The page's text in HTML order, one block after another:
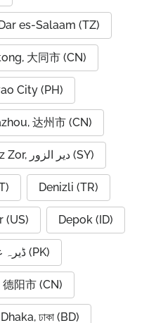
es-Salaam (TZ)
大同市 (CN)
City (PH)
达州市 (CN)
Deir Ez Zor, دير الزور (SY)
Denizli (TR)
(US) Depok (ID)
Dera Ghazi Khan, ڈیرہ غازی خان (PK)
阳市 (CN)
Dhaka, ঢাকা (BD)